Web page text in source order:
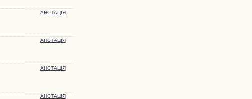
АНОТАЦІЯ
АНОТАЦІЯ
АНОТАЦІЯ
АНОТАЦІЯ